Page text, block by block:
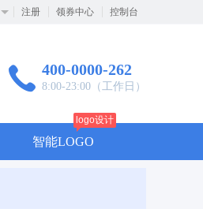
注册 领券中心 控制台
400-0000-262
8:00-23:00（工作日）
智能LOGO
logo设计